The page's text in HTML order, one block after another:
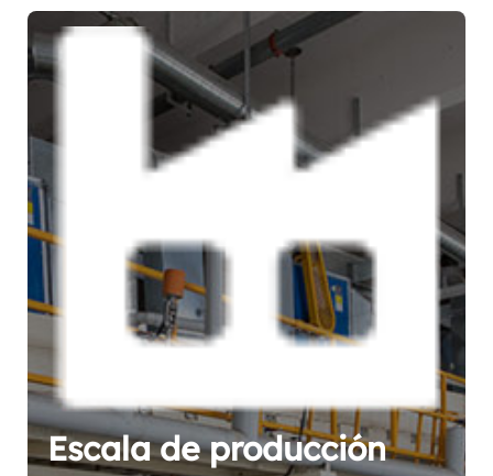
Escala de producción